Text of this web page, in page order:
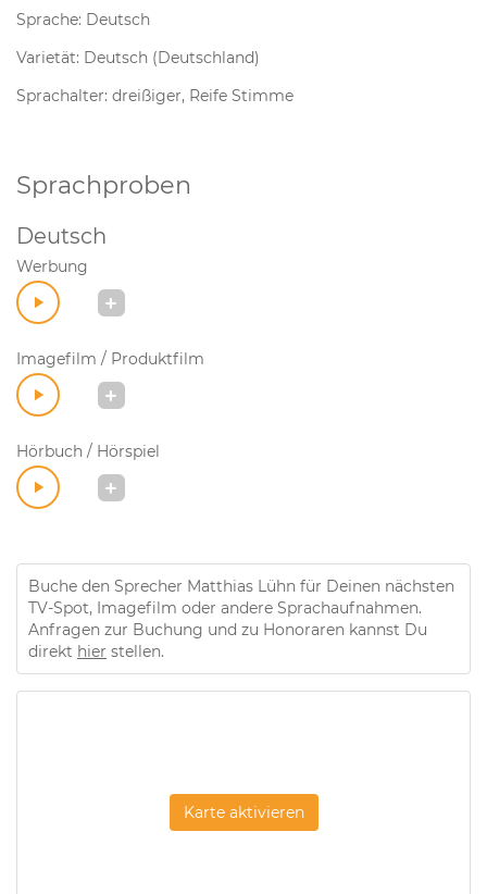
Sprache: Deutsch
Varietät: Deutsch (Deutschland)
Sprachalter: dreißiger, Reife Stimme
Sprachproben
Deutsch
Werbung
Imagefilm / Produktfilm
Hörbuch / Hörspiel
Buche den Sprecher Matthias Lühn für Deinen nächsten
TV-Spot, Imagefilm oder andere Sprachaufnahmen.
Anfragen zur Buchung und zu Honoraren kannst Du
direkt hier stellen.
Karte aktivieren